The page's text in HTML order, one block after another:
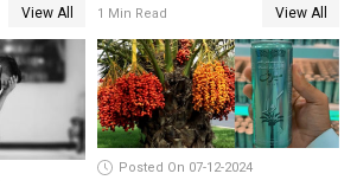
View All 1 Min Read View All
Posted On 07-12-2024